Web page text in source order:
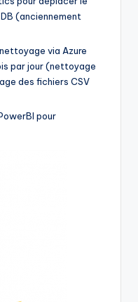
(anciennement
via Azure
par jour (nettoyage
des fichiers CSV
pour